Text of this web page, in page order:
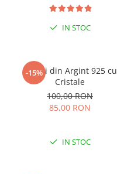
IN STOC
-15%
Cercei din Argint 925 cu
Cristale
100,00 RON
85,00 RON
IN STOC